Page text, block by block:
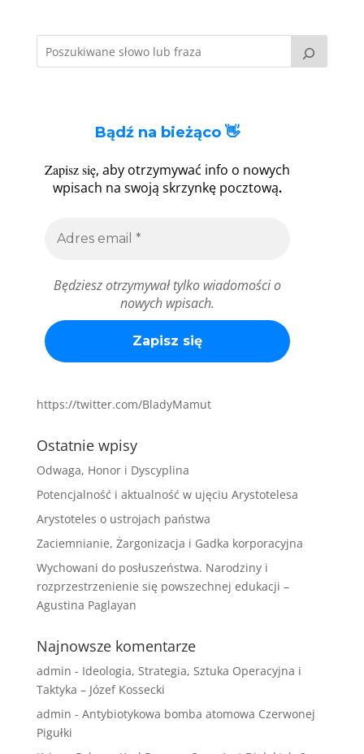
Bądź na bieżąco 👋
Zapisz się, aby otrzymywać info o nowych
wpisach na swoją skrzynkę pocztową.
Będziesz otrzymywał tylko wiadomości o
nowych wpisach.
https://twitter.com/BladyMamut
Ostatnie wpisy
Odwaga, Honor i Dyscyplina
Potencjalność i aktualność w ujęciu Arystotelesa
Arystoteles o ustrojach państwa
Zaciemnianie, Żargonizacja i Gadka korporacyjna
Wychowani do posłuszeństwa. Narodziny i
rozprzestrzenienie się powszechnej edukacji –
Agustina Paglayan
Najnowsze komentarze
admin - Ideologia, Strategia, Sztuka Operacyjna i
Taktyka – Józef Kossecki
admin - Antybiotykowa bomba atomowa Czerwonej
Pigułki